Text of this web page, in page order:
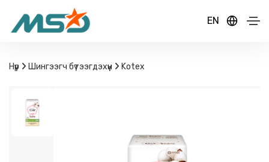
EN
Нүүр Шингээгч бүтээгдэхүүн Kotex